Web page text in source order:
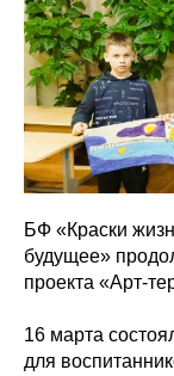
БФ «Краски
будущее»
проекта «Арт-
16 марта
для